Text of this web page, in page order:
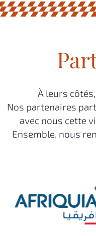
À leurs
Nos partenaires
avec nous cette
Ensemble, nous